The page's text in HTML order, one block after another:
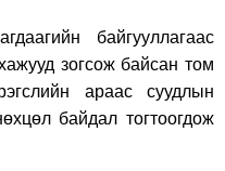
байгууллагаас
зогсож байсан том
араас суудлын
байдал тогтоогдож